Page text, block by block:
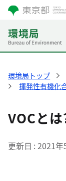
環境局トップ
揮発性有機化
VOCとは
更新日 2021年